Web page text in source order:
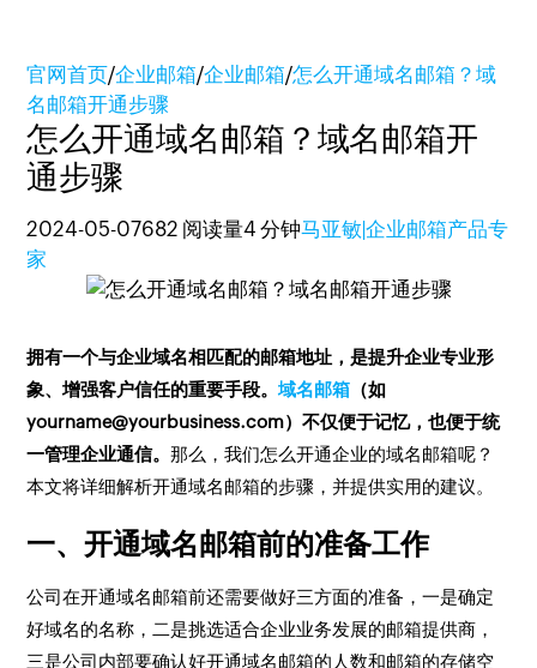
官网首页/企业邮箱/企业邮箱/怎么开通域名邮箱？域
名邮箱开通步骤
怎么开通域名邮箱？域名邮箱开
通步骤
2024-05-07682 阅读量4 分钟马亚敏|企业邮箱产品专
家
拥有一个与企业域名相匹配的邮箱地址，是提升企业专业形
象、增强客户信任的重要手段。域名邮箱 （如
yourname@yourbusiness.com）不仅便于记忆，也便于统
一管理企业通信。那么，我们怎么开通企业的域名邮箱呢？
本文将详细解析开通域名邮箱的步骤，并提供实用的建议。
一、开通域名邮箱前的准备工作
公司在开通域名邮箱前还需要做好三方面的准备，一是确定
好域名的名称，二是挑选适合企业业务发展的邮箱提供商，
三是公司内部要确认好开通域名邮箱的人数和邮箱的存储空